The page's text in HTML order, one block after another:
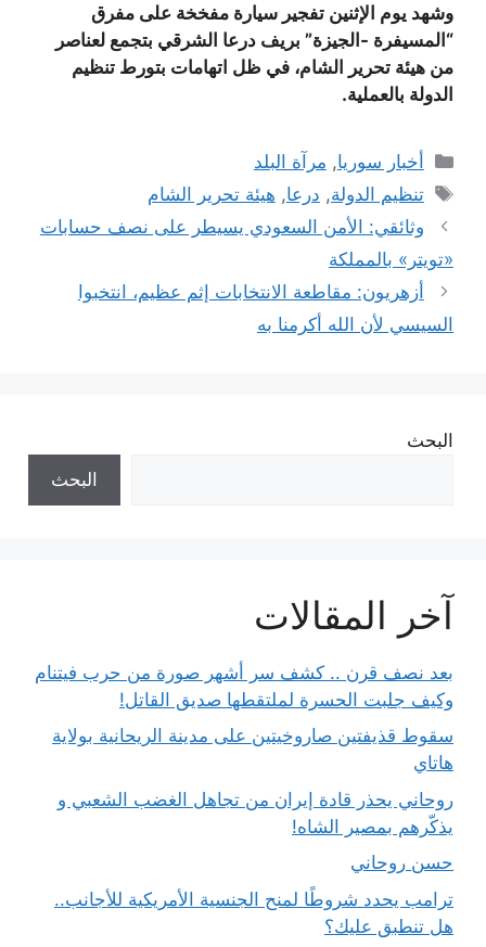
وشهد يوم الإثنين تفجير سيارة مفخخة على مفرق
“المسيفرة -الجيزة” بريف درعا الشرقي بتجمع لعناصر
من هيئة تحرير الشام، في ظل اتهامات بتورط تنظيم
الدولة بالعملية.
التصنيفات
أخبار سوريا, مرآة البلد
الوسوم
تنظيم الدولة, درعا, هيئة تحرير الشام
وثائقي: الأمن السعودي يسيطر على نصف حسابات
«تويتر» بالمملكة
أزهريون: مقاطعة الانتخابات إثم عظيم، انتخبوا
السيسي لأن الله أكرمنا به
البحث
البحث
آخر المقالات
بعد نصف قرن .. كشف سر أشهر صورة من حرب فيتنام
وكيف جلبت الحسرة لملتقطها صديق القاتل!
سقوط قذيفتين صاروخيتين على مدينة الريحانية بولاية
هاتاي
روحاني يحذر قادة إيران من تجاهل الغضب الشعبي و
يذكّرهم بمصير الشاه!
حسن روحاني
ترامب يحدد شروطًا لمنح الجنسية الأمريكية للأجانب..
هل تنطبق عليك؟